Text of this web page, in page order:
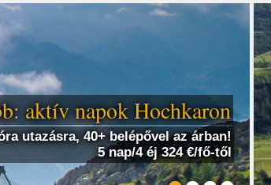
aktív napok Hochkaron
utazásra, 40+ belépővel az árban!
5 nap/4 éj 324 €/fő-től